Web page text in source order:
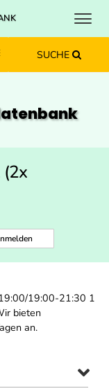
springenspringen
springen
springen
SUCHE
(2x
19:00-21:30 1
bieten
an.